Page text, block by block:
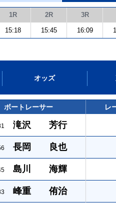
1R 2R 3R
15:18 15:45 16:09
オッズ
ボートレーサー レ
滝沢 芳行
長岡 良也
島川 海輝
峰重 侑治